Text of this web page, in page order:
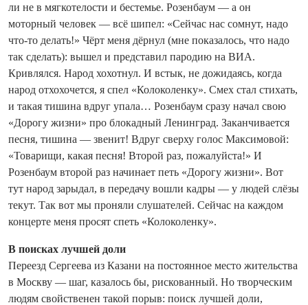
ли не в мягкотелости и бестемье. Розенбаум — а он
моторный человек — всё шипел: «Сейчас нас сомнут, надо
что-то делать!» Чёрт меня дёрнул (мне показалось, что надо
так сделать): вышел и представил пародию на ВИА.
Кривлялся. Народ хохотнул. И встык, не дожидаясь, когда
народ отхохочется, я спел «Колоколенку». Смех стал стихать,
и такая тишина вдруг упала… Розенбаум сразу начал свою
«Дорогу жизни» про блокадный Ленинград. Заканчивается
песня, тишина — звенит! Вдруг сверху голос Максимовой:
«Товарищи, какая песня! Второй раз, пожалуйста!» И
Розенбаум второй раз начинает петь «Дорогу жизни». Вот
тут народ зарыдал, в передачу вошли кадры — у людей слёзы
текут. Так вот мы проняли слушателей. Сейчас на каждом
концерте меня просят спеть «Колоколенку».
В поисках лучшей доли
Переезд Сергеева из Казани на постоянное место жительства
в Москву — шаг, казалось бы, рискованный. Но творческим
людям свойственен такой порыв: поиск лучшей доли,